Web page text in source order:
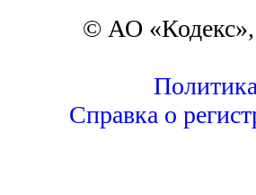
© АО «Кодекс»,
Справка о